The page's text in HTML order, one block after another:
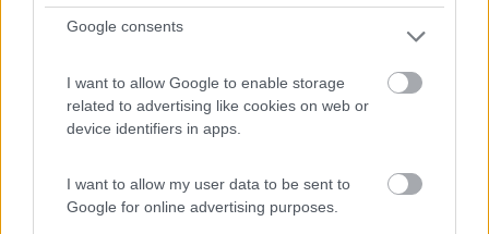
Google consents
I want to allow Google to enable storage
related to advertising like cookies on web or
device identifiers in apps.
I want to allow my user data to be sent to
Google for online advertising purposes.
SP11 - Loc. Revena n.3